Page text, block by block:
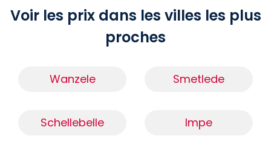
Voir les prix dans les villes les plus
proches
Wanzele Smetlede
Schellebelle Impe